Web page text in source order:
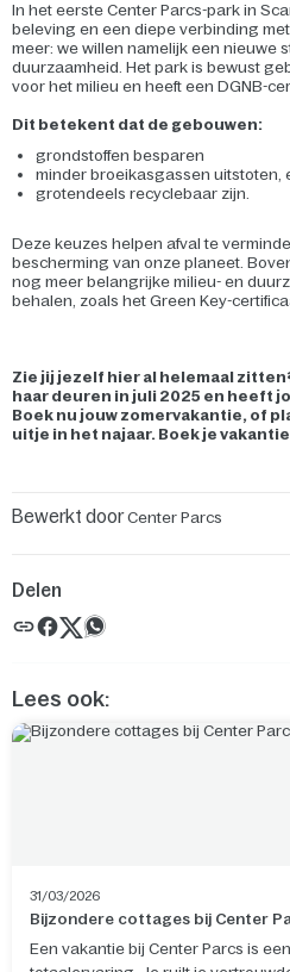
In het eerste Center Parcs-park in
beleving en een diepe verbinding
meer: we willen namelijk een nieuwe
duurzaamheid. Het park is bewust
voor het milieu en heeft een DGNB-
Dit betekent dat de gebouwen:
grondstoffen besparen
minder broeikasgassen uitstoten,
grotendeels recyclebaar zijn.
Deze keuzes helpen afval te
bescherming van onze planeet.
nog meer belangrijke milieu- en
behalen, zoals het Green Key-
Zie jij jezelf hier al helemaal
haar deuren in juli 2025 en heeft
Boek nu jouw zomervakantie, of
uitje in het najaar. Boek je
Bewerkt doorCenter Parcs
Delen
Lees ook:
31/03/2026
Bijzondere cottages bij Center
Een vakantie bij Center Parcs is een